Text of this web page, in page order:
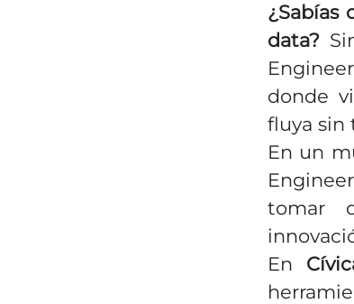
¿Sabías
data?
donde
fluya sin
En un
tomar
En